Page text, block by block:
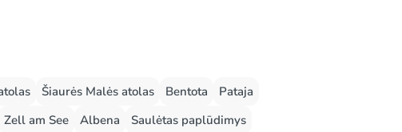
Šiaurės Malės atolas Bentota
Pataja
Zell am See Albena
Saulėtas paplūdimys